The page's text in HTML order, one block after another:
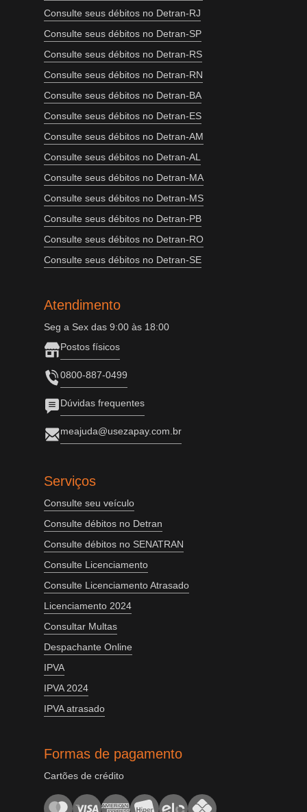
Consulte seus débitos no Detran-RJ
Consulte seus débitos no Detran-SP
Consulte seus débitos no Detran-RS
Consulte seus débitos no Detran-RN
Consulte seus débitos no Detran-BA
Consulte seus débitos no Detran-ES
Consulte seus débitos no Detran-AM
Consulte seus débitos no Detran-AL
Consulte seus débitos no Detran-MA
Consulte seus débitos no Detran-MS
Consulte seus débitos no Detran-PB
Consulte seus débitos no Detran-RO
Consulte seus débitos no Detran-SE
Atendimento
Seg a Sex das 9:00 às 18:00
Postos físicos
0800-887-0499
Dúvidas frequentes
meajuda@usezapay.com.br
Serviços
Consulte seu veículo
Consulte débitos no Detran
Consulte débitos no SENATRAN
Consulte Licenciamento
Consulte Licenciamento Atrasado
Licenciamento 2024
Consultar Multas
Despachante Online
IPVA
IPVA 2024
IPVA atrasado
Formas de pagamento
Cartões de crédito